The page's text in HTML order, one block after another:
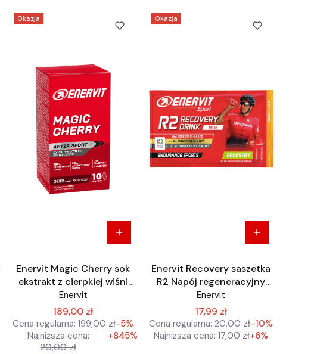
Okazja
Enervit Magic Cherry sok
ekstrakt z cierpkiej wiśni
Odżywka potreningowa
Enervit
189,00 zł
Cena regularna: 199,00 zł-5%
Najniższa cena:
20,00 zł
+845%
Okazja
Enervit Recovery saszetka
R2 Napój regeneracyjny
białko
Enervit
17,99 zł
Cena regularna: 20,00 zł-10%
Najniższa cena: 17,00 zł+6%